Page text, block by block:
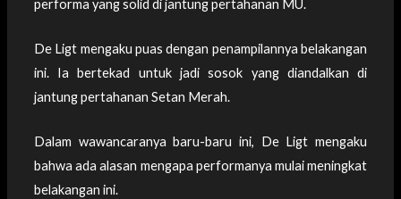
performa yang solid di jantung pertahanan MU.
De Ligt mengaku puas dengan penampilannya belakangan
ini. Ia bertekad untuk jadi sosok yang diandalkan di
jantung pertahanan Setan Merah.
Dalam wawancaranya baru-baru ini, De Ligt mengaku
bahwa ada alasan mengapa performanya mulai meningkat
belakangan ini.